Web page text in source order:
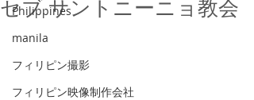
Philippines
manila
フィリピン撮影
フィリピン映像制作会社
セブ サントニーニョ教会